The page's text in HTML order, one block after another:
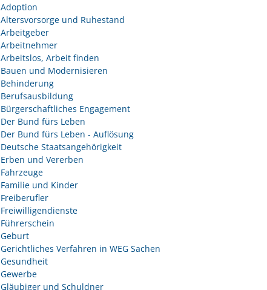
Adoption
Altersvorsorge und Ruhestand
Arbeitgeber
Arbeitnehmer
Arbeitslos, Arbeit finden
Bauen und Modernisieren
Behinderung
Berufsausbildung
Bürgerschaftliches Engagement
Der Bund fürs Leben
Der Bund fürs Leben - Auflösung
Deutsche Staatsangehörigkeit
Erben und Vererben
Fahrzeuge
Familie und Kinder
Freiberufler
Freiwilligendienste
Führerschein
Geburt
Gerichtliches Verfahren in WEG Sachen
Gesundheit
Gewerbe
Gläubiger und Schuldner